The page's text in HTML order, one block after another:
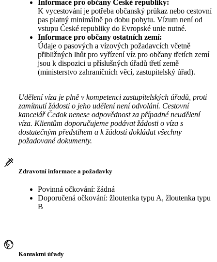
Informace pro občany České republiky:
K vycestování je potřeba občanský průkaz nebo cestovní
pas platný minimálně po dobu pobytu. Vízum není od
vstupu České republiky do Evropské unie nutné.
Informace pro občany ostatních zemí:
Údaje o pasových a vízových požadavcích včetně
přibližných lhůt pro vyřízení víz pro občany třetích zemí
jsou k dispozici u příslušných úřadů třetí země
(ministerstvo zahraničních věcí, zastupitelský úřad).
Udělení víza je plně v kompetenci zastupitelských úřadů, proti
zamítnutí žádosti o jeho udělení není odvolání. Cestovní
kancelář Čedok nenese odpovědnost za případné neudělení
víza. Klientům doporučujeme podávat žádosti o víza s
dostatečným předstihem a k žádosti dokládat všechny
požadované dokumenty.
Zdravotní informace a požadavky
Povinná očkování: žádná
Doporučená očkování: žloutenka typu A, žloutenka typu
B
Kontaktní úřady